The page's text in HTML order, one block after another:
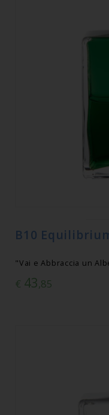
B10
"Vai e Abbraccia un
€ 43,85